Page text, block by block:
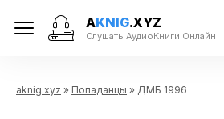
AKNIG.XYZ
Слушать АудиоКниги Онлайн
aknig.xyz » Попаданцы » ДМБ 1996